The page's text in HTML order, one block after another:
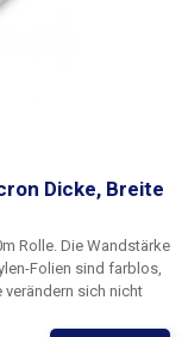
Dicke, Breite
Rolle. Die Wandstärke
verändern sich nicht